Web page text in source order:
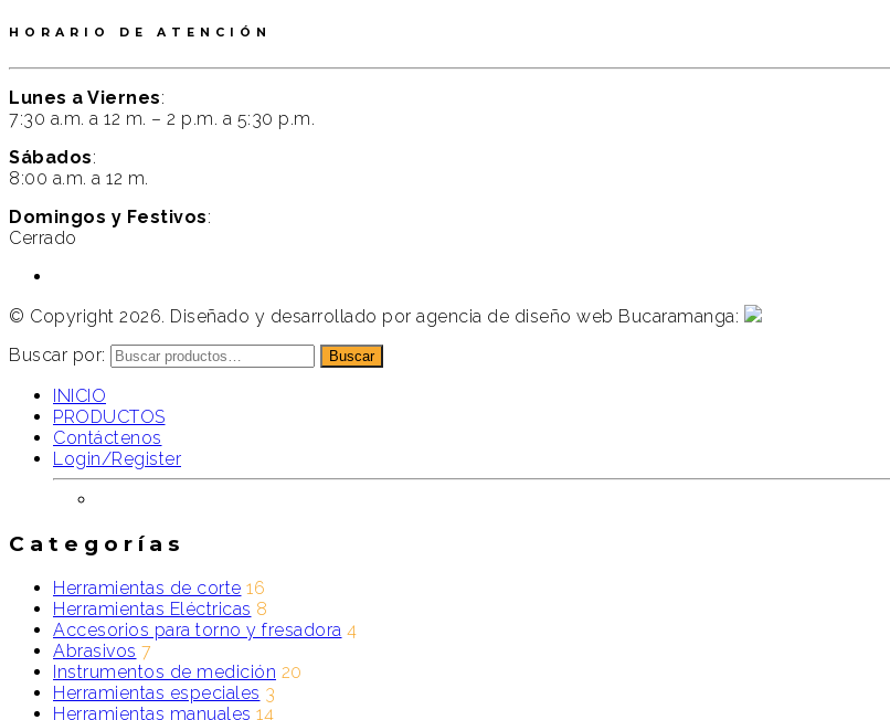
HORARIO DE ATENCIÓN
Lunes a Viernes:
7:30 a.m. a 12 m. – 2 p.m. a 5:30 p.m.
Sábados:
8:00 a.m. a 12 m.
Domingos y Festivos:
Cerrado
© Copyright 2026. Diseñado y desarrollado por agencia de diseño web Bucaramanga:
Buscar por:
Buscar
INICIO
PRODUCTOS
Contáctenos
Login/Register
Categorías
Herramientas de corte 16
Herramientas Eléctricas 8
Accesorios para torno y fresadora 4
Abrasivos 7
Instrumentos de medición 20
Herramientas especiales 3
Herramientas manuales 14